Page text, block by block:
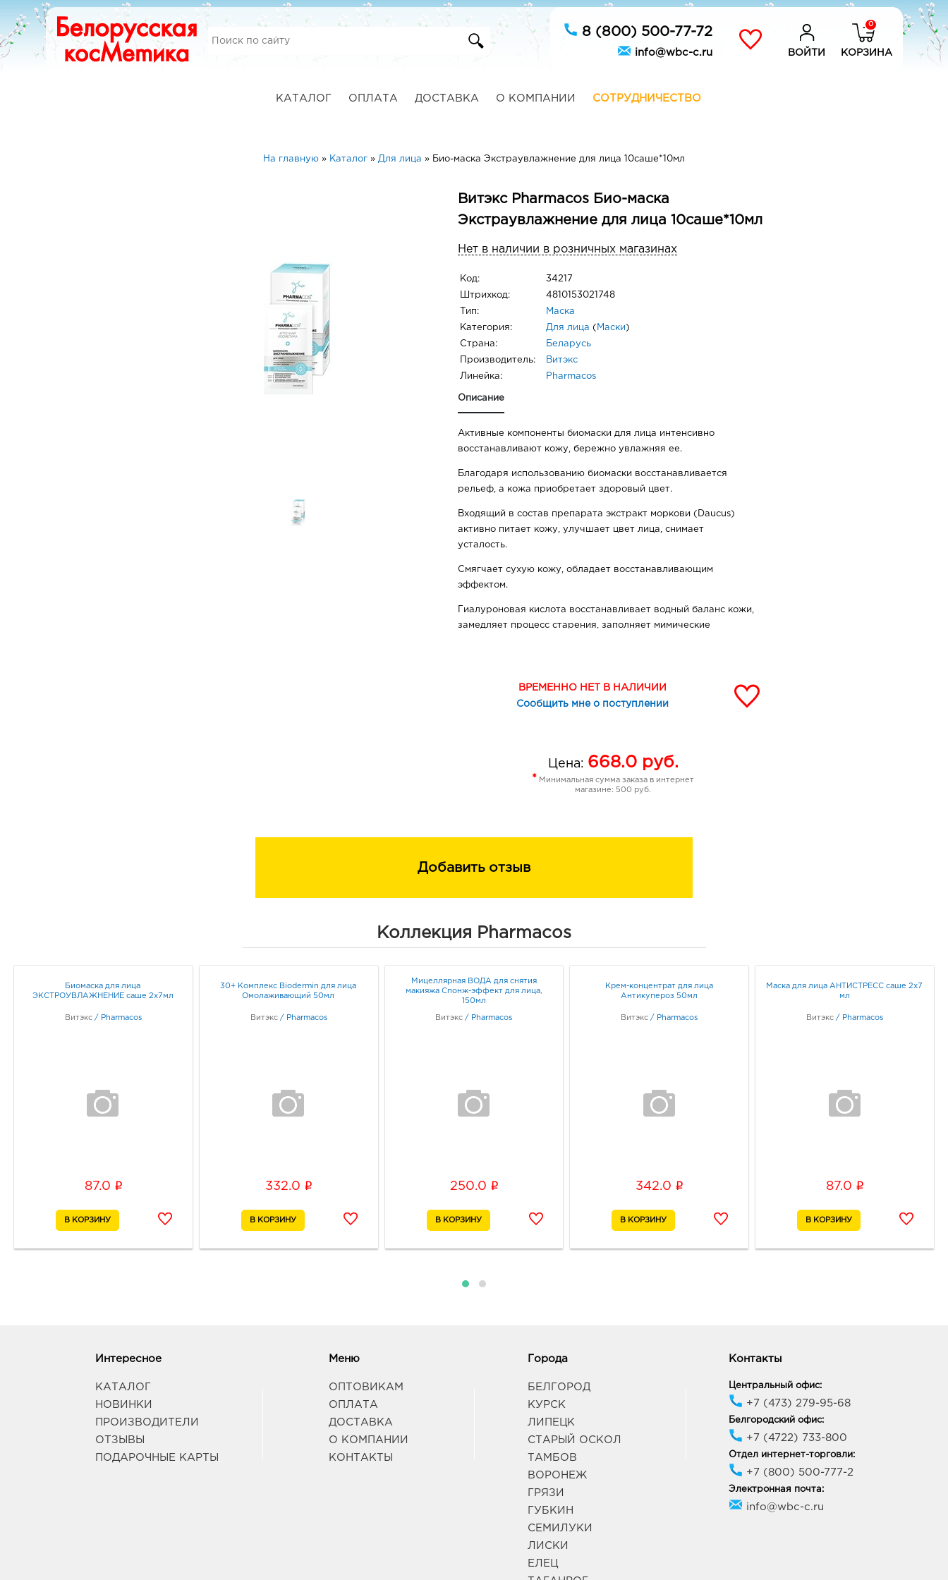
8 (800) 500-77-72
info@wbc-c.ru ВОЙТИ
0
КОРЗИНА
КАТАЛОГ ОПЛАТА ДОСТАВКА О КОМПАНИИ СОТРУДНИЧЕСТВО
На главную » Каталог » Для лица » Био-маска Экстраувлажнение для лица 10саше*10мл
Витэкс Pharmacos Био-маска
Экстраувлажнение для лица 10саше*10мл
Нет в наличии в розничных магазинах
Код: 34217
Штрихкод: 4810153021748
Тип: Маска
Категория: Для лица ( Маски )
Страна: Беларусь
Производитель: Витэкс
Линейка: Pharmacos
Описание
Активные компоненты биомаски для лица интенсивно
восстанавливают кожу, бережно увлажняя ее.
Благодаря использованию биомаски восстанавливается
рельеф, а кожа приобретает здоровый цвет.
Входящий в состав препарата экстракт моркови (Daucus)
активно питает кожу, улучшает цвет лица, снимает
усталость.
Смягчает сухую кожу, обладает восстанавливающим
эффектом.
Гиалуроновая кислота восстанавливает водный баланс кожи,
замедляет процесс старения, заполняет мимические
длительное увлажнение кожи, повышая ее эластичность.
Применение: нанесите маску на очищенную кожу лица,
ВРЕМЕННО НЕТ В НАЛИЧИИ
Сообщить мне о поступлении
Цена: 668.0руб.
* Минимальная сумма заказа в интернет
магазине: 500 руб.
Добавить отзыв
Коллекция Pharmacos
Биомаска для лица
ЭКСТРОУВЛАЖНЕНИЕ саше 2х7мл
Витэкс / Pharmacos
87.0 i
30+ Комплекс Biodermin для лица
Омолаживающий 50мл
Витэкс / Pharmacos
332.0 i
Мицеллярная ВОДА для снятия
макияжа Спонж-эффект для лица,
150мл
Витэкс / Pharmacos
250.0 i
Крем-концентрат для лица
Антикупероз 50мл
Витэкс / Pharmacos
342.0 i
Маска для лица АНТИСТРЕСС саше 2x7
мл
Витэкс / Pharmacos
87.0 i
Интересное
КАТАЛОГ
НОВИНКИ
ПРОИЗВОДИТЕЛИ
ОТЗЫВЫ
ПОДАРОЧНЫЕ КАРТЫ
Меню
ОПТОВИКАМ
ОПЛАТА
ДОСТАВКА
О КОМПАНИИ
КОНТАКТЫ
Города
БЕЛГОРОД
КУРСК
ЛИПЕЦК
СТАРЫЙ ОСКОЛ
ТАМБОВ
ВОРОНЕЖ
ГРЯЗИ
ГУБКИН
СЕМИЛУКИ
ЛИСКИ
ЕЛЕЦ
Контакты
Центральный офис:
+7 (473) 279-95-68
Белгородский офис:
+7 (4722) 733-800
Отдел интернет-торговли:
+7 (800) 500-777-2
Электронная почта:
info@wbc-c.ru